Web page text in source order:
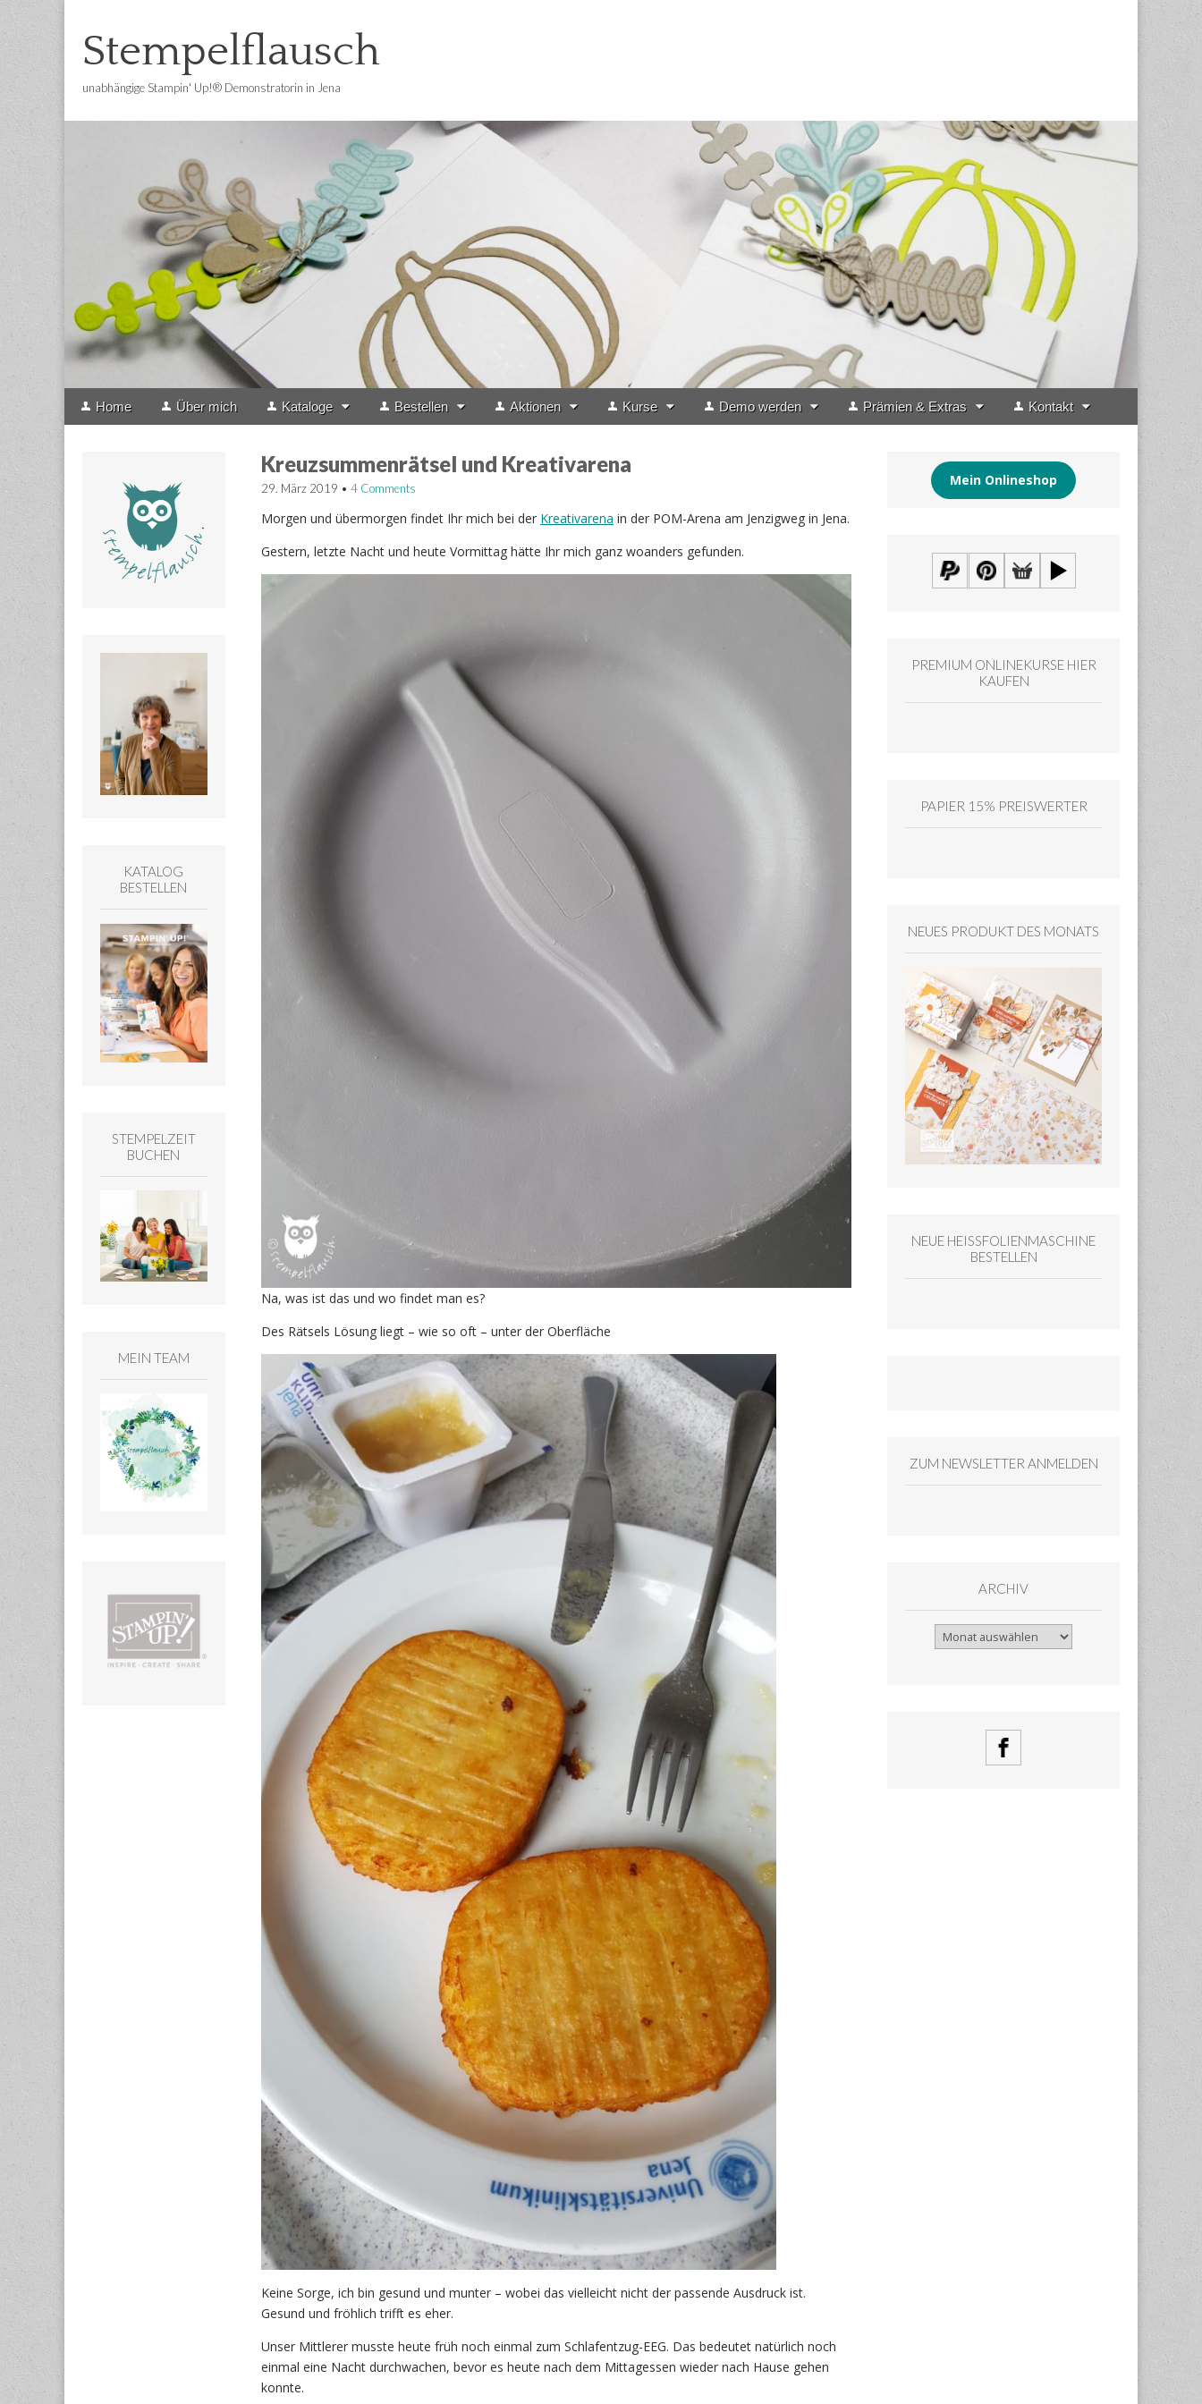
Stempelflausch
unabhängige Stampin' Up!® Demonstratorin in Jena
Main
Skip
Home Über mich Kataloge Bestellen Aktionen Kurse Demo werden Prämien & Extras Kontakt
Kreuzsummenrätsel und Kreativarena
29. März 2019 • 4 Comments
Morgen und übermorgen findet Ihr mich bei der Kreativarena in der POM-Arena am Jenzigweg in Jena.
Gestern, letzte Nacht und heute Vormittag hätte Ihr mich ganz woanders gefunden.
Na, was ist das und wo findet man es?
Des Rätsels Lösung liegt – wie so oft – unter der Oberfläche
Keine Sorge, ich bin gesund und munter – wobei das vielleicht nicht der passende Ausdruck ist.
Gesund und fröhlich trifft es eher.
Unser Mittlerer musste heute früh noch einmal zum Schlafentzug-EEG. Das bedeutet natürlich noch
einmal eine Nacht durchwachen, bevor es heute nach dem Mittagessen wieder nach Hause gehen
konnte.
KATALOG
BESTELLEN
STEMPELZEIT
BUCHEN
MEIN TEAM
Mein Onlineshop
PREMIUM ONLINEKURSE HIER
KAUFEN
PAPIER 15% PREISWERTER
NEUES PRODUKT DES MONATS
NEUE HEISSFOLIENMASCHINE
BESTELLEN
ZUM NEWSLETTER ANMELDEN
ARCHIV
Archiv